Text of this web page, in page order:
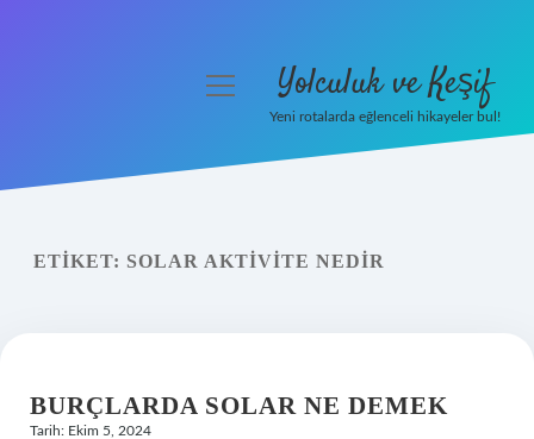
Yasal Uyarı
menüyü Yolculuk ve Keşif
Yeni rotalarda eğlenceli hikayeler bul!
ETIKET: SOLAR AKTIVITE NEDIR
BURÇLARDA SOLAR NE DEMEK
Tarih: Ekim 5, 2024